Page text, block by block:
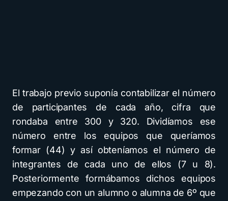
El trabajo previo suponía contabilizar el número
de participantes de cada año, cifra que
rondaba entre 300 y 320. Dividíamos ese
número entre los equipos que queríamos
formar (44) y así obteníamos el número de
integrantes de cada uno de ellos (7 u 8).
Posteriormente formábamos dichos equipos
empezando con un alumno o alumna de 6º que